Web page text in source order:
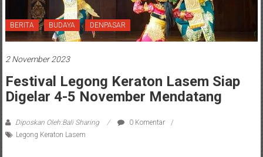
BERITA BUDAYA DENPASAR
2 November 2023
Festival Legong Keraton Lasem Siap
Digelar 4-5 November Mendatang
Diposkan Oleh:Bali Sharing
0 Komentar
Legong Keraton Lasem